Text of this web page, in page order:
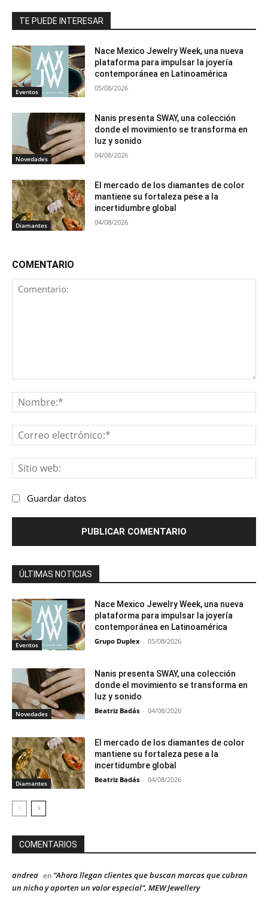
TE PUEDE INTERESAR
Eventos
Nace Mexico Jewelry Week, una nueva
plataforma para impulsar la joyería
contemporánea en Latinoamérica
05/08/2026
Novedades
Nanis presenta SWAY, una colección
donde el movimiento se transforma en
luz y sonido
04/08/2026
Diamantes
El mercado de los diamantes de color
mantiene su fortaleza pese a la
incertidumbre global
04/08/2026
COMENTARIO
Guardar datos
ÚLTIMAS NOTICIAS
Eventos
Nace Mexico Jewelry Week, una nueva
plataforma para impulsar la joyería
contemporánea en Latinoamérica
Grupo Duplex - 05/08/2026
Novedades
Nanis presenta SWAY, una colección
donde el movimiento se transforma en
luz y sonido
Beatriz Badás - 04/08/2026
Diamantes
El mercado de los diamantes de color
mantiene su fortaleza pese a la
incertidumbre global
Beatriz Badás - 04/08/2026
COMENTARIOS
andrea en “Ahora llegan clientes que buscan marcas que cubran
un nicho y aporten un valor especial”, MEW Jewellery